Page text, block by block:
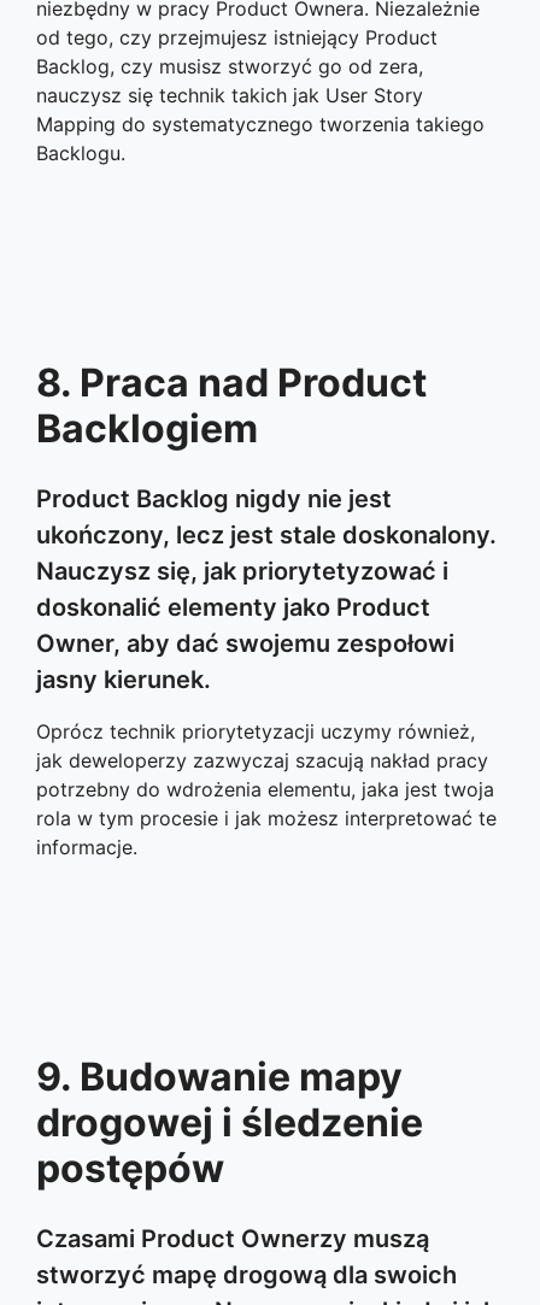
niezbędny w pracy Product Ownera. Niezależnie
od tego, czy przejmujesz istniejący Product
Backlog, czy musisz stworzyć go od zera,
nauczysz się technik takich jak User Story
Mapping do systematycznego tworzenia takiego
Backlogu.
8. Praca nad Product
Backlogiem
Product Backlog nigdy nie jest
ukończony, lecz jest stale doskonalony.
Nauczysz się, jak priorytetyzować i
doskonalić elementy jako Product
Owner, aby dać swojemu zespołowi
jasny kierunek.
Oprócz technik priorytetyzacji uczymy również,
jak deweloperzy zazwyczaj szacują nakład pracy
potrzebny do wdrożenia elementu, jaka jest twoja
rola w tym procesie i jak możesz interpretować te
informacje.
9. Budowanie mapy
drogowej i śledzenie
postępów
Czasami Product Ownerzy muszą
stworzyć mapę drogową dla swoich